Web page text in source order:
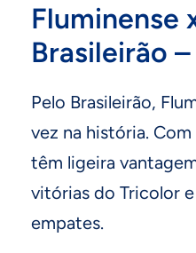
Fluminense
Brasileirão
Pelo Brasileirão,
vez na história.
têm ligeira
vitórias do Tricolor
empates.